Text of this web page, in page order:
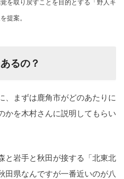
を取り戻すことを目的とする「野人キ
提案。
るの？
、まずは鹿角市がどのあたりに
かを木村さんに説明してもらい
と岩手と秋田が接する「北東北
田県なんですが一番近いのが八